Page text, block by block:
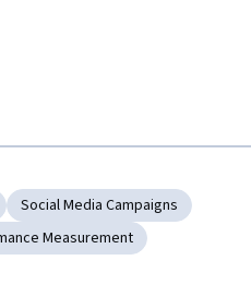
Social Media Campaigns
Measurement